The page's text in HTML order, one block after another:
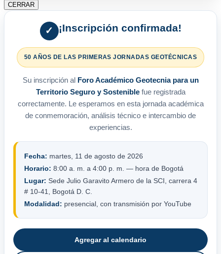
CERRAR
✓ ¡Inscripción confirmada!
50 AÑOS DE LAS PRIMERAS JORNADAS GEOTÉCNICAS
Su inscripción al Foro Académico Geotecnia para un
Territorio Seguro y Sosteniblefue registrada
correctamente. Le esperamos en esta jornada académica
de conmemoración, análisis técnico e intercambio de
experiencias.
Fecha: martes, 11 de agosto de 2026
Horario: 8:00 a. m. a 4:00 p. m. — hora de Bogotá
Lugar: Sede Julio Garavito Armero de la SCI, carrera 4
# 10-41, Bogotá D. C.
Modalidad: presencial, con transmisión por YouTube
Agregar al calendario